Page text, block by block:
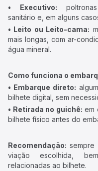
• Executivo:
sanitário e, em alguns
• Leito ou Leito-cama:
mais longas, com ar-
água mineral.
Como funciona o
• Embarque direto:
bilhete digital, sem
• Retirada no guichê: em
bilhete físico antes do
Recomendação: sempre
viação escolhida,
relacionadas ao bilhete.